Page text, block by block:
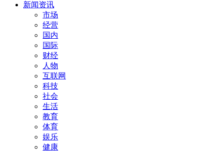
新闻资讯
市场
经营
国内
国际
财经
人物
互联网
科技
社会
生活
教育
体育
娱乐
健康